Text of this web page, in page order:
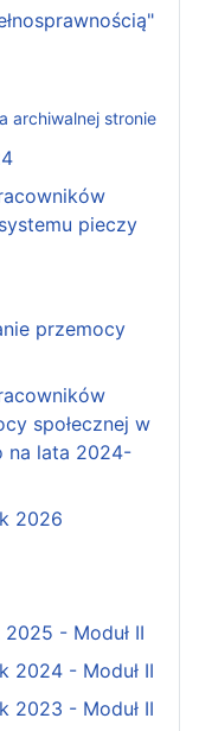
archiwalnej stronie
pieczy
przemocy
społecznej w
na lata 2024-
2026
- Moduł II
2024 - Moduł II
2023 - Moduł II